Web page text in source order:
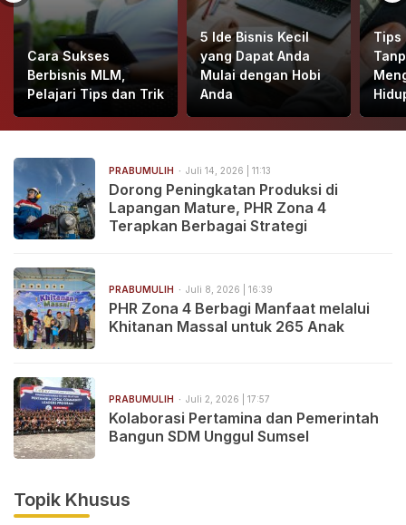
Cara Sukses
Berbisnis MLM,
Pelajari Tips dan Trik
5 Ide Bisnis Kecil
yang Dapat Anda
Mulai dengan Hobi
Anda
Tips
PRABUMULIH Juli 14, 2026 | 11:13
Dorong Peningkatan Produksi di
Lapangan Mature, PHR Zona 4
Terapkan Berbagai Strategi
PRABUMULIH Juli 8, 2026 | 16:39
PHR Zona 4 Berbagi Manfaat melalui
Khitanan Massal untuk 265 Anak
PRABUMULIH Juli 2, 2026 | 17:57
Kolaborasi Pertamina dan Pemerintah
Bangun SDM Unggul Sumsel
Topik Khusus